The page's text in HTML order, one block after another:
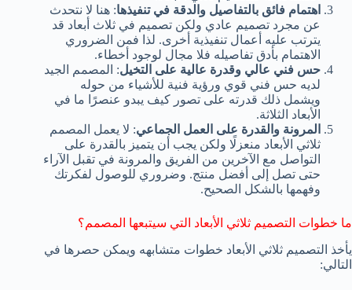
اهتمام فائق بالتفاصيل والدقة في تنفيذها: هنا لا نتحدث
عن مجرد تصميم عادي ولكن تصميم في ثلاث أبعاد قد
يترتب عليه أعمال تنفيذية أخرى. لذا فمن الضروري
الاهتمام بأدق تفاصيله فلا مجال لوجود أخطاء.
حس فني عالي وقدرة عالية على التخيل: المصمم الجيد
لديه حس فني قوي ورؤية فنية للأشياء من حوله
ويشمل ذلك قدرته على تصور كيف يبدو عنصرًا ما في
الأبعاد الثلاثة.
المرونة والقدرة على العمل الجماعي: لا يعمل المصمم
ثلاثي الأبعاد منعزلًا ولكن يجب أن يتميز بالقدرة على
التواصل مع الآخرين من الفريق والمرونة في تقبل الآراء
حتى تصل إلى أفضل منتج. وضروري للوصول لفكرتك
وفهمها بالشكل الصحيح.
ما خطوات التصميم ثلاثي الأبعاد التي سيتبعها المصمم؟
يأخذ التصميم ثلاثي الأبعاد خطوات متشابهه ويمكن حصرها في
التالي: